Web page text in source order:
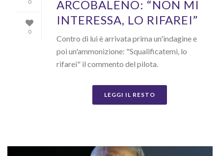
0
0
ARCOBALENO: “NON MI
INTERESSA, LO RIFAREI”
Contro di lui è arrivata prima un'indagine e
poi un'ammonizione: "Squalificatemi, lo
rifarei" il commento del pilota.
LEGGI IL RESTO